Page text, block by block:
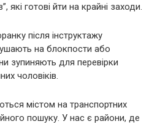
які готові йти на крайні заходи.
після інструктажу
на блокпости або
зупиняють для перевірки
чоловіків.
містом на транспортних
пошуку. У нас є райони, де